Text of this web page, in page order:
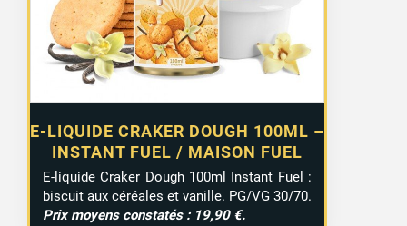
E-LIQUIDE CRAKER DOUGH 100ML –
INSTANT FUEL / MAISON FUEL
E-liquide Craker Dough 100ml Instant Fuel :
biscuit aux céréales et vanille. PG/VG 30/70.
Prix moyens constatés : 19,90 €.